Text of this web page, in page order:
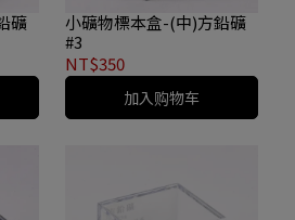
礦
小礦物標本盒-(中)方鉛礦
#3
NT$350
加入购物车